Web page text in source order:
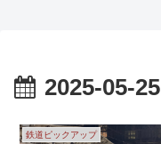
2025-05-25
鉄道ピックアップ